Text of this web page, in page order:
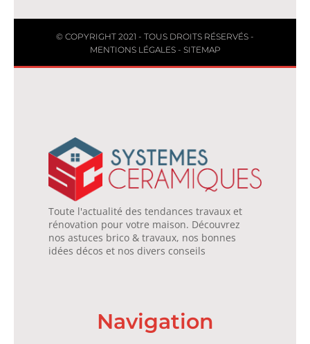
© COPYRIGHT 2021 - TOUS DROITS RÉSERVÉS -
MENTIONS LÉGALES- SITEMAP
Toute l'actualité des tendances travaux et
rénovation pour votre maison. Découvrez
nos astuces brico & travaux, nos bonnes
idées décos et nos divers conseils
Navigation